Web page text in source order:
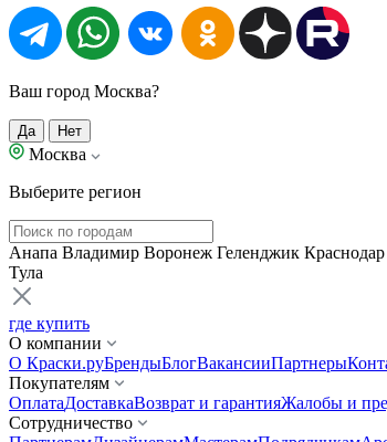
Ваш город Москва?
Да Нет
Москва
Выберите регион
Анапа Владимир Воронеж Геленджик Краснодар
Тула
где купить
О компании
О Краски.руБрендыБлогВакансииПартнеры
Покупателям
ОплатаДоставкаВозврат и гарантияЖалобы и
Сотрудничество